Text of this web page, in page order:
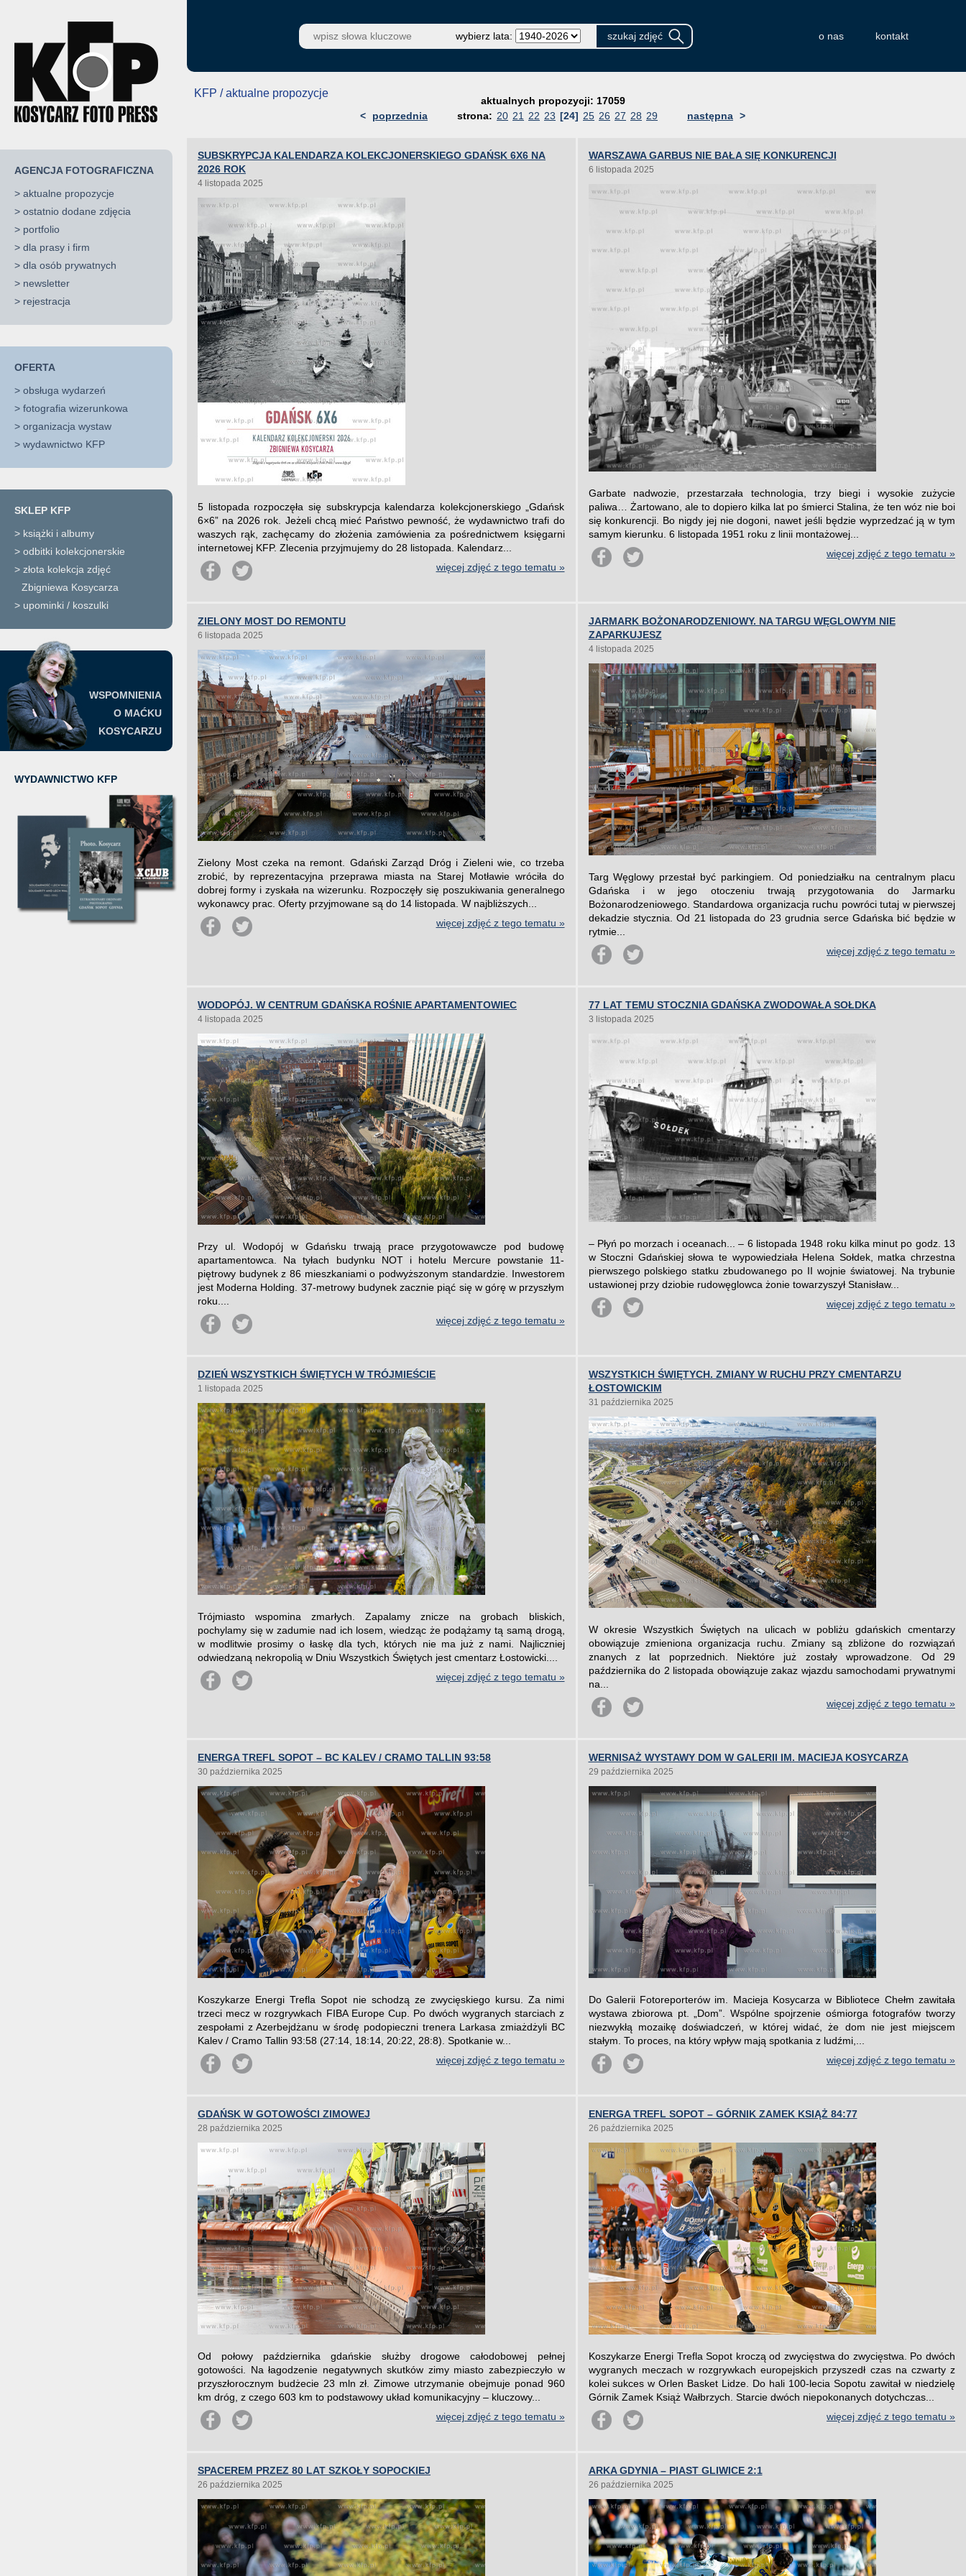
AGENCJA FOTOGRAFICZNA
> aktualne propozycje
> ostatnio dodane zdjęcia
> portfolio
> dla prasy i firm
> dla osób prywatnych
> newsletter
> rejestracja
OFERTA
> obsługa wydarzeń
> fotografia wizerunkowa
> organizacja wystaw
> wydawnictwo KFP
SKLEP KFP
> książki i albumy
> odbitki kolekcjonerskie
> złota kolekcja zdjęć
Zbigniewa Kosycarza
> upominki / koszulki
WSPOMNIENIA
O MAĆKU
KOSYCARZU
WYDAWNICTWO KFP
wybierz lata: o nas kontakt
KFP / aktualne propozycje
aktualnych propozycji: 17059
<
poprzednia strona: 20 21 22 23 [24] 25 26 27 28 29 następna >
SUBSKRYPCJA KALENDARZA KOLEKCJONERSKIEGO GDAŃSK 6X6 NA
2026 ROK
4 listopada 2025
5 listopada rozpoczęła się subskrypcja kalendarza kolekcjonerskiego „Gdańsk
6×6” na 2026 rok. Jeżeli chcą mieć Państwo pewność, że wydawnictwo trafi do
waszych rąk, zachęcamy do złożenia zamówienia za pośrednictwem księgarni
internetowej KFP. Zlecenia przyjmujemy do 28 listopada. Kalendarz...
więcej zdjęć z tego tematu »
WARSZAWA GARBUS NIE BAŁA SIĘ KONKURENCJI
6 listopada 2025
Garbate nadwozie, przestarzała technologia, trzy biegi i wysokie zużycie
paliwa… Żartowano, ale to dopiero kilka lat po śmierci Stalina, że ten wóz nie boi
się konkurencji. Bo nigdy jej nie dogoni, nawet jeśli będzie wyprzedzać ją w tym
samym kierunku. 6 listopada 1951 roku z linii montażowej...
więcej zdjęć z tego tematu »
ZIELONY MOST DO REMONTU
6 listopada 2025
Zielony Most czeka na remont. Gdański Zarząd Dróg i Zieleni wie, co trzeba
zrobić, by reprezentacyjna przeprawa miasta na Starej Motławie wróciła do
dobrej formy i zyskała na wizerunku. Rozpoczęły się poszukiwania generalnego
wykonawcy prac. Oferty przyjmowane są do 14 listopada. W najbliższych...
więcej zdjęć z tego tematu »
JARMARK BOŻONARODZENIOWY. NA TARGU WĘGLOWYM NIE
ZAPARKUJESZ
4 listopada 2025
Targ Węglowy przestał być parkingiem. Od poniedziałku na centralnym placu
Gdańska i w jego otoczeniu trwają przygotowania do Jarmarku
Bożonarodzeniowego. Standardowa organizacja ruchu powróci tutaj w pierwszej
dekadzie stycznia. Od 21 listopada do 23 grudnia serce Gdańska bić będzie w
rytmie...
więcej zdjęć z tego tematu »
WODOPÓJ. W CENTRUM GDAŃSKA ROŚNIE APARTAMENTOWIEC
4 listopada 2025
Przy ul. Wodopój w Gdańsku trwają prace przygotowawcze pod budowę
apartamentowca. Na tyłach budynku NOT i hotelu Mercure powstanie 11-
piętrowy budynek z 86 mieszkaniami o podwyższonym standardzie. Inwestorem
jest Moderna Holding. 37-metrowy budynek zacznie piąć się w górę w przyszłym
roku....
więcej zdjęć z tego tematu »
77 LAT TEMU STOCZNIA GDAŃSKA ZWODOWAŁA SOŁDKA
3 listopada 2025
– Płyń po morzach i oceanach... – 6 listopada 1948 roku kilka minut po godz. 13
w Stoczni Gdańskiej słowa te wypowiedziała Helena Sołdek, matka chrzestna
pierwszego polskiego statku zbudowanego po II wojnie światowej. Na trybunie
ustawionej przy dziobie rudowęglowca żonie towarzyszył Stanisław...
więcej zdjęć z tego tematu »
DZIEŃ WSZYSTKICH ŚWIĘTYCH W TRÓJMIEŚCIE
1 listopada 2025
Trójmiasto wspomina zmarłych. Zapalamy znicze na grobach bliskich,
pochylamy się w zadumie nad ich losem, wiedząc że podążamy tą samą drogą,
w modlitwie prosimy o łaskę dla tych, których nie ma już z nami. Najliczniej
odwiedzaną nekropolią w Dniu Wszystkich Świętych jest cmentarz Łostowicki....
więcej zdjęć z tego tematu »
WSZYSTKICH ŚWIĘTYCH. ZMIANY W RUCHU PRZY CMENTARZU
ŁOSTOWICKIM
31 października 2025
W okresie Wszystkich Świętych na ulicach w pobliżu gdańskich cmentarzy
obowiązuje zmieniona organizacja ruchu. Zmiany są zbliżone do rozwiązań
znanych z lat poprzednich. Niektóre już zostały wprowadzone. Od 29
października do 2 listopada obowiązuje zakaz wjazdu samochodami prywatnymi
na...
więcej zdjęć z tego tematu »
ENERGA TREFL SOPOT – BC KALEV / CRAMO TALLIN 93:58
30 października 2025
Koszykarze Energi Trefla Sopot nie schodzą ze zwycięskiego kursu. Za nimi
trzeci mecz w rozgrywkach FIBA Europe Cup. Po dwóch wygranych starciach z
zespołami z Azerbejdżanu w środę podopieczni trenera Larkasa zmiażdżyli BC
Kalev / Cramo Tallin 93:58 (27:14, 18:14, 20:22, 28:8). Spotkanie w...
więcej zdjęć z tego tematu »
WERNISAŻ WYSTAWY DOM W GALERII IM. MACIEJA KOSYCARZA
29 października 2025
Do Galerii Fotoreporterów im. Macieja Kosycarza w Bibliotece Chełm zawitała
wystawa zbiorowa pt. „Dom”. Wspólne spojrzenie ośmiorga fotografów tworzy
niezwykłą mozaikę doświadczeń, w której widać, że dom nie jest miejscem
stałym. To proces, na który wpływ mają spotkania z ludźmi,...
więcej zdjęć z tego tematu »
GDAŃSK W GOTOWOŚCI ZIMOWEJ
28 października 2025
Od połowy października gdańskie służby drogowe całodobowej pełnej
gotowości. Na łagodzenie negatywnych skutków zimy miasto zabezpieczyło w
przyszłorocznym budżecie 23 mln zł. Zimowe utrzymanie obejmuje ponad 960
km dróg, z czego 603 km to podstawowy układ komunikacyjny – kluczowy...
więcej zdjęć z tego tematu »
ENERGA TREFL SOPOT – GÓRNIK ZAMEK KSIĄŻ 84:77
26 października 2025
Koszykarze Energi Trefla Sopot kroczą od zwycięstwa do zwycięstwa. Po dwóch
wygranych meczach w rozgrywkach europejskich przyszedł czas na czwarty z
kolei sukces w Orlen Basket Lidze. Do hali 100-lecia Sopotu zawitał w niedzielę
Górnik Zamek Książ Wałbrzych. Starcie dwóch niepokonanych dotychczas...
więcej zdjęć z tego tematu »
SPACEREM PRZEZ 80 LAT SZKOŁY SOPOCKIEJ
26 października 2025
ARKA GDYNIA – PIAST GLIWICE 2:1
26 października 2025